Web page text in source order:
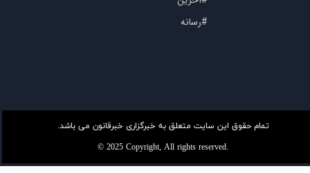
#رسانه
تمام حقوق این سایت متعلق به خبرگزاری خبرقانون می باشد.
© 2025 Copyright, All rights reserved.